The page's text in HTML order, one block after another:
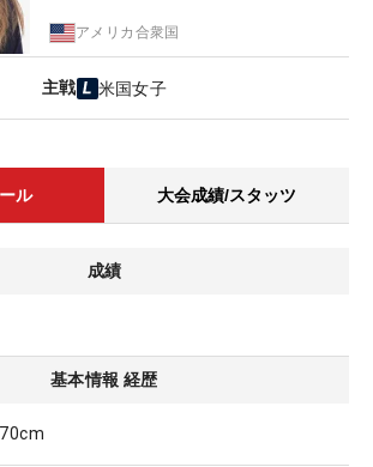
アメリカ合衆国
主戦 米国女子
ル 大会成績/スタッツ
成績
基本情報 経歴